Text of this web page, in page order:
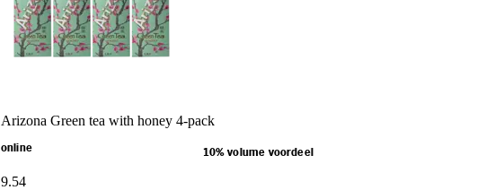
Arizona Green tea with honey 4-pack
online 10% volume voordeel
9.54